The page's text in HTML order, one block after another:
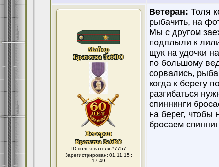
ID пользователя #7757
Зарегистрирован: 01.11.15 :
17:49
Ветеран: Толя
рыбачить, на
Мы с другом
подплыли к
щук на удочки
по большому
сорвались,
когда к берегу
разгибаться
спиннинги
на берег, чтобы
бросаем